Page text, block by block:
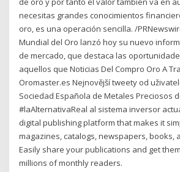
necesitas grandes conocimientos
oro, es una operación sencilla. /
Mundial del Oro lanzó hoy su nuevo
de mercado, que destaca las
aquellos que Noticias Del Compro Oro A
Oromaster.es Nejnovější tweety od
Sociedad Española de Metales Preciosos
#laAlternativaReal al sistema inversor
digital publishing platform that makes it
magazines, catalogs, newspapers, books,
Easily share your publications and get
millions of monthly readers.